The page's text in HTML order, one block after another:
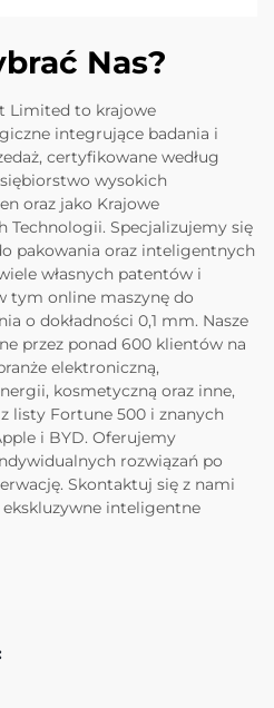
Nas?
Limited to krajowe
integrujące badania i
certyfikowane według
wysokich
oraz jako Krajowe
Technologii. Specjalizujemy się
pakowania oraz inteligentnych
własnych patentów i
tym online maszynę do
o dokładności 0,1 mm. Nasze
przez ponad 600 klientów na
elektroniczną,
kosmetyczną oraz inne,
listy Fortune 500 i znanych
i BYD. Oferujemy
rozwiązań po
Skontaktuj się z nami
ekskluzywne inteligentne